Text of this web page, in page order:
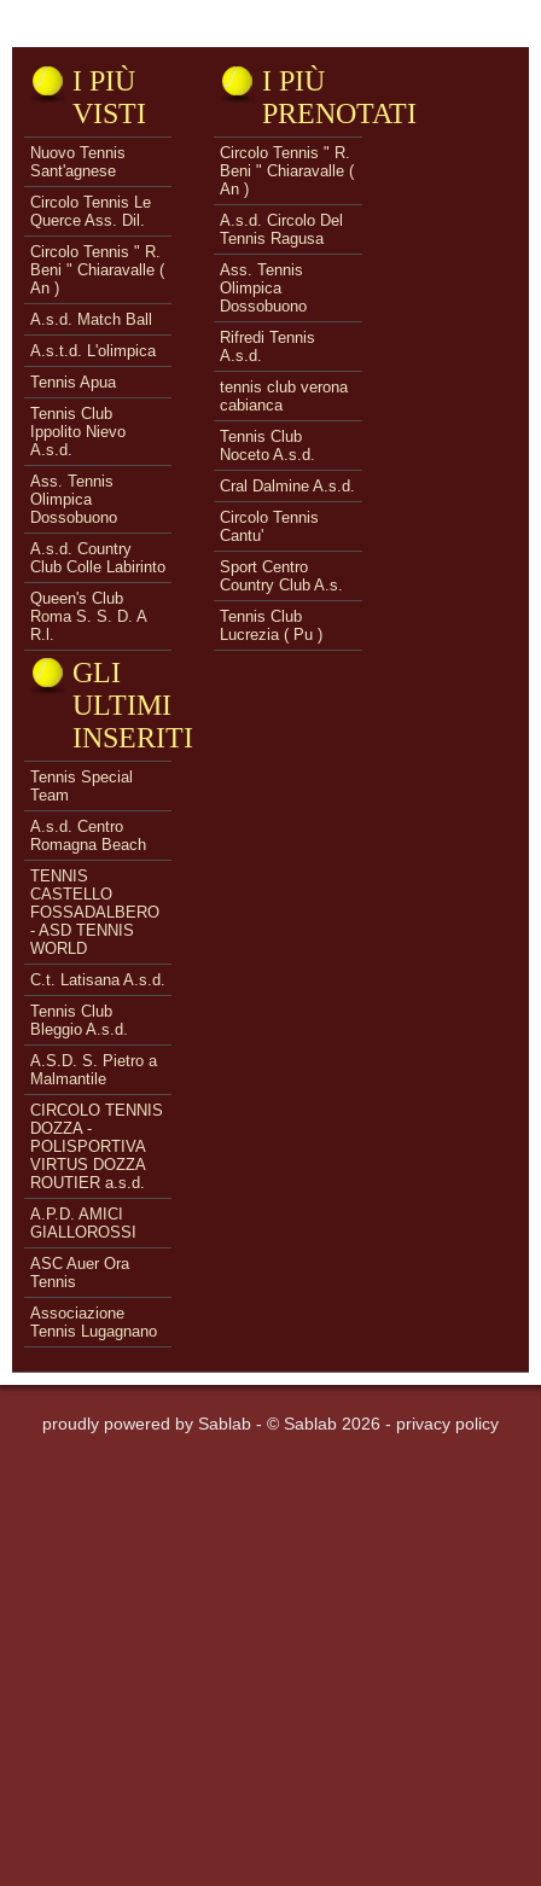
I PIÙ
VISTI
Nuovo Tennis
Sant'agnese
Circolo Tennis Le
Querce Ass. Dil.
Circolo Tennis " R.
Beni " Chiaravalle (
An )
A.s.d. Match Ball
A.s.t.d. L'olimpica
Tennis Apua
Tennis Club
Ippolito Nievo
A.s.d.
Ass. Tennis
Olimpica
Dossobuono
A.s.d. Country
Club Colle Labirinto
Queen's Club
Roma S. S. D. A
R.l.
I PIÙ
PRENOTATI
Circolo Tennis " R.
Beni " Chiaravalle (
An )
A.s.d. Circolo Del
Tennis Ragusa
Ass. Tennis
Olimpica
Dossobuono
Rifredi Tennis
A.s.d.
tennis club verona
cabianca
Tennis Club
Noceto A.s.d.
Cral Dalmine A.s.d.
Circolo Tennis
Cantu'
Sport Centro
Country Club A.s.
Tennis Club
Lucrezia ( Pu )
GLI
ULTIMI
INSERITI
Tennis Special
Team
A.s.d. Centro
Romagna Beach
TENNIS
CASTELLO
FOSSADALBERO
- ASD TENNIS
WORLD
C.t. Latisana A.s.d.
Tennis Club
Bleggio A.s.d.
A.S.D. S. Pietro a
Malmantile
CIRCOLO TENNIS
DOZZA -
POLISPORTIVA
VIRTUS DOZZA
ROUTIER a.s.d.
A.P.D. AMICI
GIALLOROSSI
ASC Auer Ora
Tennis
Associazione
Tennis Lugagnano
proudly powered by Sablab - © Sablab 2026 - privacy policy